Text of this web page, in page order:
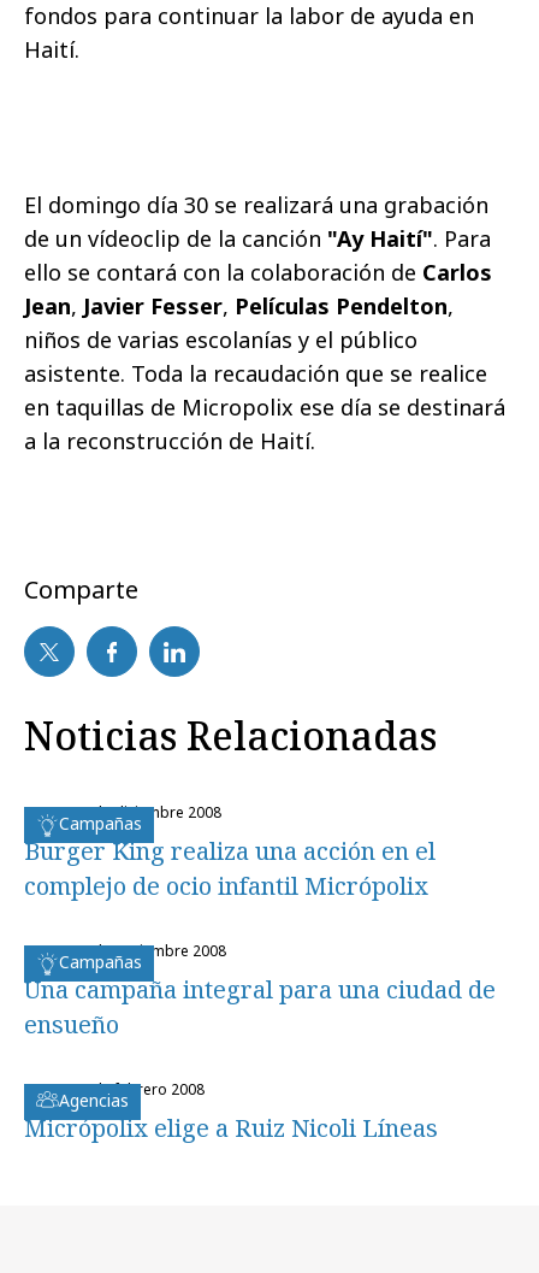
fondos para continuar la labor de ayuda en
Haití.
El domingo día 30 se realizará una grabación
de un vídeoclip de la canción "Ay Haití". Para
ello se contará con la colaboración de Carlos
Jean, Javier Fesser, Películas Pendelton,
niños de varias escolanías y el público
asistente. Toda la recaudación que se realice
en taquillas de Micropolix ese día se destinará
a la reconstrucción de Haití.
Comparte
Noticias Relacionadas
Campañas
lunes, 15 de diciembre 2008
Burger King realiza una acción en el
complejo de ocio infantil Micrópolix
Campañas
lunes, 24 de noviembre 2008
Una campaña integral para una ciudad de
ensueño
Agencias
martes, 5 de febrero 2008
Micrópolix elige a Ruiz Nicoli Líneas